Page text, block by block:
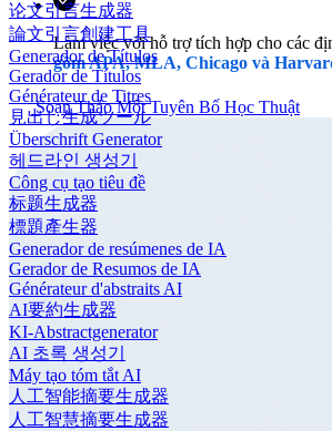
论文引言生成器
論文引言創建工具
Generador de Títulos
Gerador de Títulos
Générateur de Titres
見出し生成ツール
Überschrift Generator
헤드라인 생성기
Công cụ tạo tiêu đề
标题生成器
標題產生器
Generador de resúmenes de IA
Gerador de Resumos de IA
Générateur d'abstraits AI
AI要約生成器
KI-Abstractgenerator
AI 초록 생성기
Máy tạo tóm tắt AI
人工智能摘要生成器
人工智慧摘要生成器
Làm việc với hỗ trợ tích hợp cho các
gồm APA, MLA, Chicago và
Soạn Thảo Một Tuyên Bố Học Thuật